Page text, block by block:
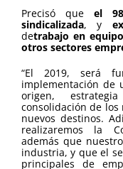
Precisó que el
sindicalizada, y
detrabajo en equipo
otros sectores
“El 2019, será
implementación de
origen,
consolidación de los
nuevos destinos.
realizaremos la
además que
industria, y que el
principales de